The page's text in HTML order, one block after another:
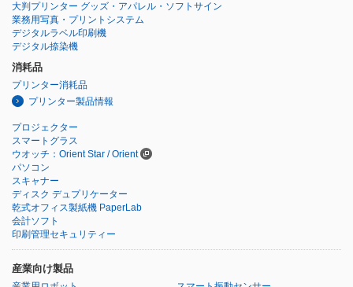
大判プリンター グッズ・アパレル・ソフトサイン
業務用写真・プリントシステム
デジタルラベル印刷機
デジタル捺染機
消耗品
プリンター消耗品
プリンター製品情報
プロジェクター
スマートグラス
ウオッチ：Orient Star / Orient
パソコン
スキャナー
ディスク デュプリケーター
乾式オフィス製紙機 PaperLab
会計ソフト
印刷管理セキュリティー
産業向け製品